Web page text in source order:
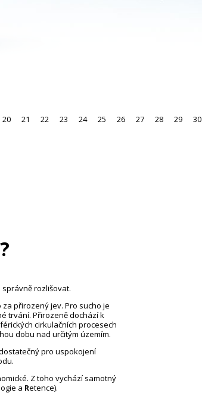
20 21 22 23 24 25 26 27 28 29 30
rozlišovat.
přirozený jev. Pro sucho je
trvání. Přirozeně dochází k
cirkulačních procesech
dobu nad určitým územím.
pro uspokojení
Z toho vychází samotný
a Retence).